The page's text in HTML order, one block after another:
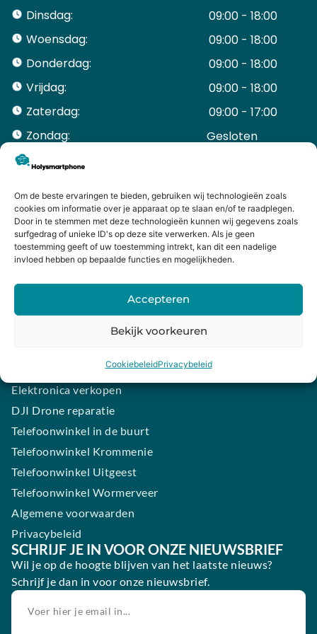
Om de beste ervaringen te bieden, gebruiken wij technologieën zoals
cookies om informatie over je apparaat op te slaan en/of te raadplegen.
Door in te stemmen met deze technologieën kunnen wij gegevens zoals
surfgedrag of unieke ID's op deze site verwerken. Als je geen
toestemming geeft of uw toestemming intrekt, kan dit een nadelige
invloed hebben op bepaalde functies en mogelijkheden.
Accepteren
Bekijk voorkeuren
CookiebeleidPrivacybeleid
Dinsdag:
09:00 - 18:00
Woensdag:
09:00 - 18:00
Donderdag:
09:00 - 18:00
Vrijdag:
09:00 - 18:00
Zaterdag:
09:00 - 17:00
Zondag:
Gesloten ​ ​ ​ ​ ​ ​ ​
ACCOUNT
Mijn Account
Bestellingen
Mijn winkelwagen
HANDIGE LINKS
Levering en retourneren
Garantie
Contact
Samsung smartphone laten maken
Elektronica verkopen
DJI Drone reparatie
Telefoonwinkel in de buurt
Telefoonwinkel Krommenie
Telefoonwinkel Uitgeest
Telefoonwinkel Wormerveer
Algemene voorwaarden
Privacybeleid
SCHRIJF JE IN VOOR ONZE NIEUWSBRIEF
Wil je op de hoogte blijven van het laatste nieuws?
Schrijf je dan in voor onze nieuwsbrief.